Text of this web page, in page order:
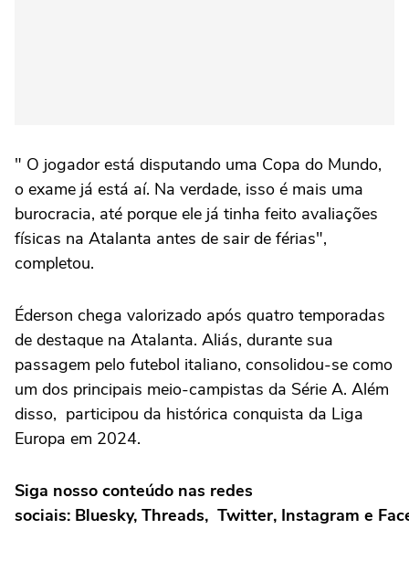
" O jogador está disputando uma Copa do Mundo,
o exame já está aí. Na verdade, isso é mais uma
burocracia, até porque ele já tinha feito avaliações
físicas na Atalanta antes de sair de férias",
completou.
Éderson chega valorizado após quatro temporadas
de destaque na Atalanta. Aliás, durante sua
passagem pelo futebol italiano, consolidou-se como
um dos principais meio-campistas da Série A. Além
disso, participou da histórica conquista da Liga
Europa em 2024.
Siga nosso conteúdo nas redes
sociais: Bluesky, Threads, Twitter, Instagram e